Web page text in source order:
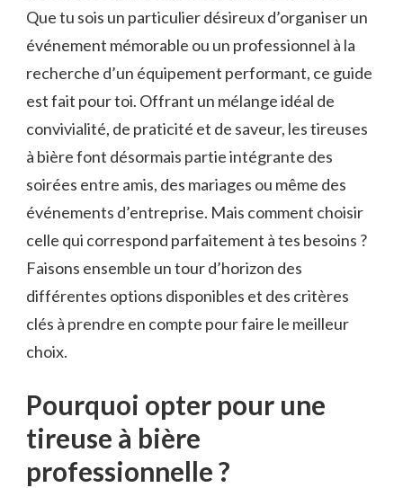
Que tu sois un particulier désireux d’organiser un
événement mémorable ou un professionnel à la
recherche d’un équipement performant, ce guide
est fait pour toi. Offrant un mélange idéal de
convivialité, de praticité et de saveur, les tireuses
à bière font désormais partie intégrante des
soirées entre amis, des mariages ou même des
événements d’entreprise. Mais comment choisir
celle qui correspond parfaitement à tes besoins ?
Faisons ensemble un tour d’horizon des
différentes options disponibles et des critères
clés à prendre en compte pour faire le meilleur
choix.
Pourquoi opter pour une
tireuse à bière
professionnelle ?